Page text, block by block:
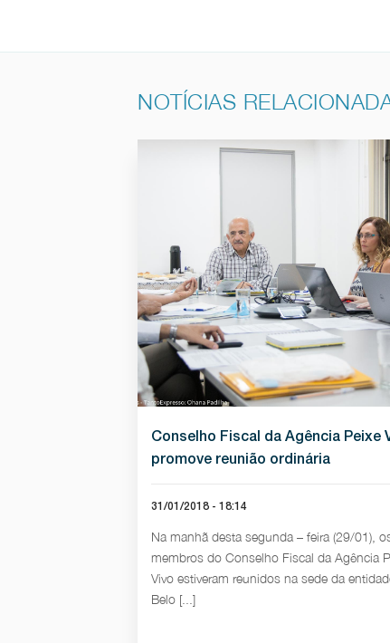
NOTÍCIAS
Conselho Fiscal da Agência Peixe
promove reunião ordinária
31/01/2018 - 18:14
Na manhã desta segunda – feira (29/01),
membros do Conselho Fiscal da Agência
Vivo estiveram reunidos na sede da
Belo [...]